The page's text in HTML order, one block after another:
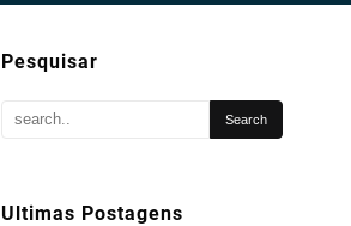
Pesquisar
Ultimas Postagens